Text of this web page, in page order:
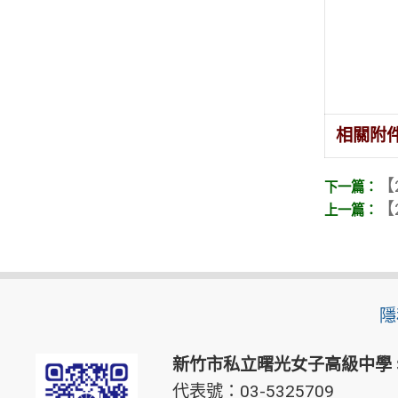
相關附
新竹市私立曙光女子高級中學
代表號：03-5325709